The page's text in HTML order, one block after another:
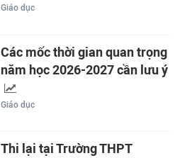
Giáo dục
Các mốc thời gian quan trọng
năm học 2026-2027 cần lưu ý
Giáo dục
Thi lại tại Trường THPT